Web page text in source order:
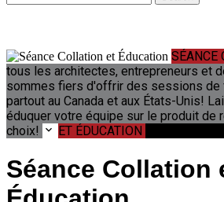
for:
SÉANCE
tous les architectes, entrepreneurs et
sommes fiers d'offrir des sessions de
partout au Canada et aux États-Unis!
éduquer votre équipe sur le produit de
choix!
keyboard_arrow_down ET ÉDUCATION
Séance Collation